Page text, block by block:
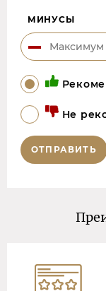
МИНУСЫ
Не
ОТПРАВИТЬ